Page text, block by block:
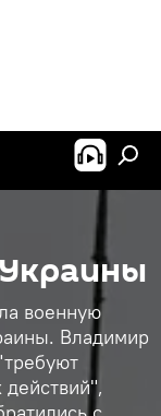
военную
Владимир